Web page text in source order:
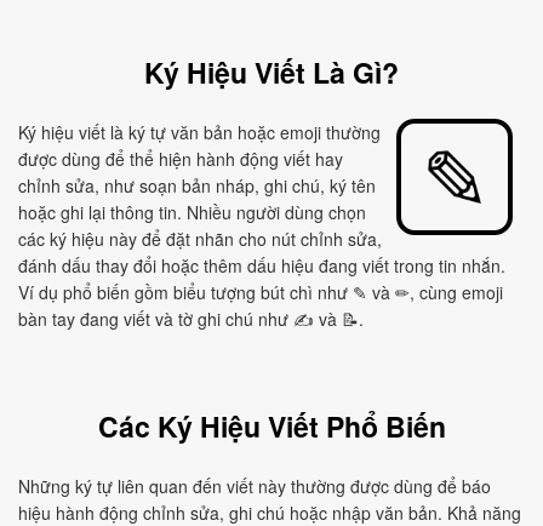
Ký Hiệu Viết Là Gì?
Ký hiệu viết là ký tự văn bản hoặc emoji thường
được dùng để thể hiện hành động viết hay
chỉnh sửa, như soạn bản nháp, ghi chú, ký tên
hoặc ghi lại thông tin. Nhiều người dùng chọn
các ký hiệu này để đặt nhãn cho nút chỉnh sửa,
đánh dấu thay đổi hoặc thêm dấu hiệu đang viết trong tin nhắn.
Ví dụ phổ biến gồm biểu tượng bút chì như ✎ và ✏, cùng emoji
bàn tay đang viết và tờ ghi chú như ✍ và 📝.
Các Ký Hiệu Viết Phổ Biến
Những ký tự liên quan đến viết này thường được dùng để báo
hiệu hành động chỉnh sửa, ghi chú hoặc nhập văn bản. Khả năng